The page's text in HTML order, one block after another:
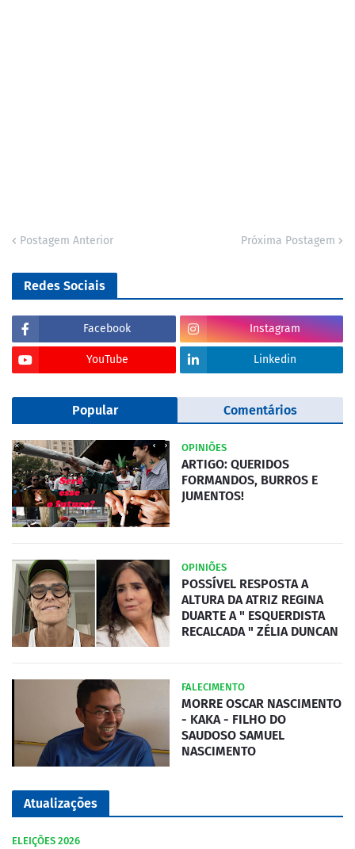
Postagem Anterior Próxima Postagem
Redes Sociais
Facebook Instagram
YouTube Linkedin
Popular Comentários
OPINIÕES
ARTIGO: QUERIDOS
FORMANDOS, BURROS E
JUMENTOS!
OPINIÕES
POSSÍVEL RESPOSTA A
ALTURA DA ATRIZ REGINA
DUARTE A " ESQUERDISTA
RECALCADA " ZÉLIA DUNCAN
FALECIMENTO
MORRE OSCAR NASCIMENTO
- KAKA - FILHO DO
SAUDOSO SAMUEL
NASCIMENTO
Atualizações
ELEIÇÕES 2026